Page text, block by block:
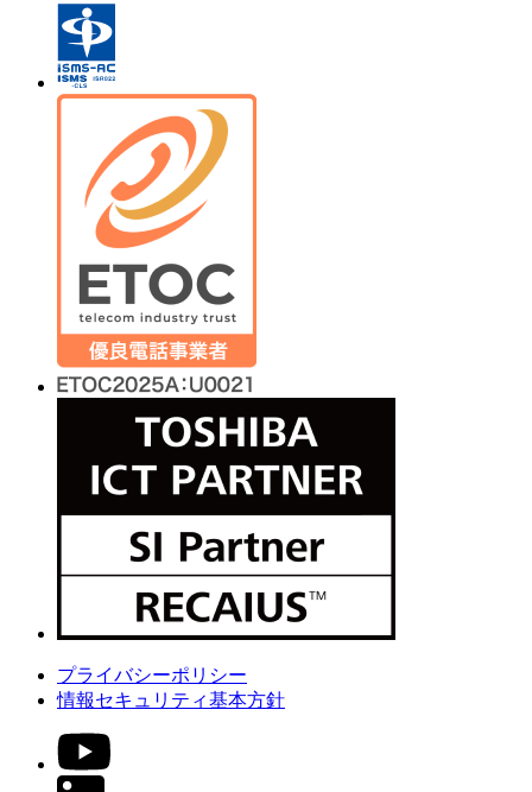
プライバシーポリシー
情報セキュリティ基本方針